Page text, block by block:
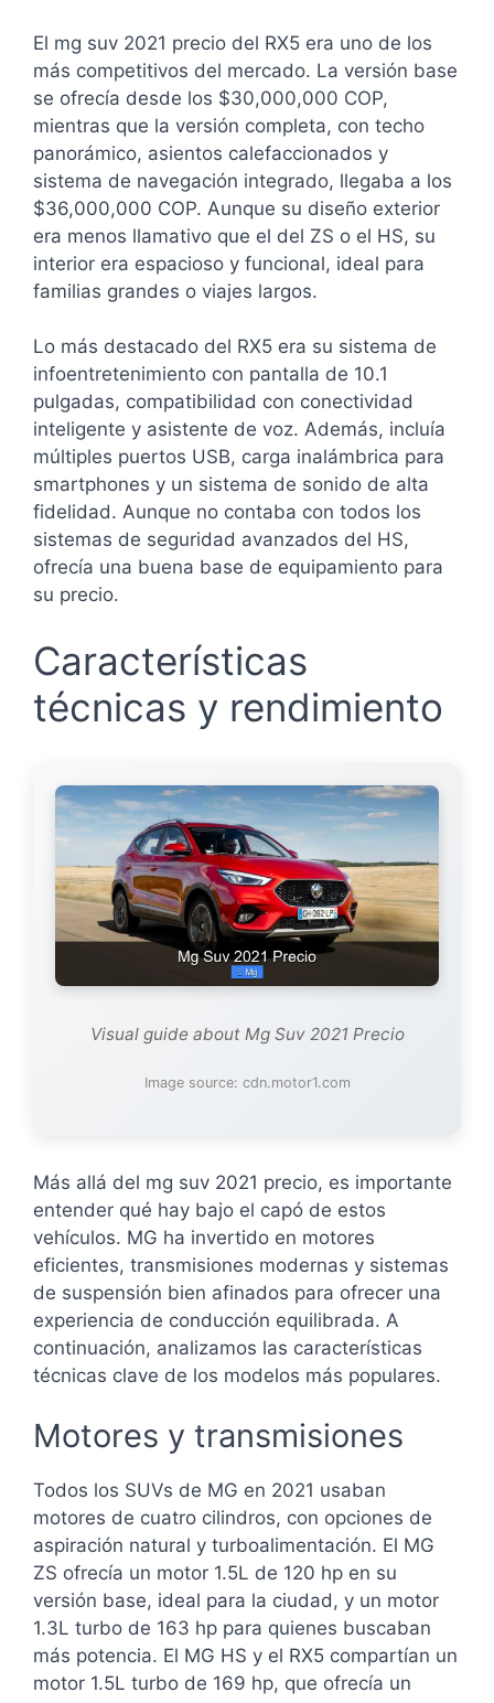
El mg suv 2021 precio del RX5 era uno de los
más competitivos del mercado. La versión base
se ofrecía desde los $30,000,000 COP,
mientras que la versión completa, con techo
panorámico, asientos calefaccionados y
sistema de navegación integrado, llegaba a los
$36,000,000 COP. Aunque su diseño exterior
era menos llamativo que el del ZS o el HS, su
interior era espacioso y funcional, ideal para
familias grandes o viajes largos.
Lo más destacado del RX5 era su sistema de
infoentretenimiento con pantalla de 10.1
pulgadas, compatibilidad con conectividad
inteligente y asistente de voz. Además, incluía
múltiples puertos USB, carga inalámbrica para
smartphones y un sistema de sonido de alta
fidelidad. Aunque no contaba con todos los
sistemas de seguridad avanzados del HS,
ofrecía una buena base de equipamiento para
su precio.
Características
técnicas y rendimiento
Visual guide about Mg Suv 2021 Precio
Image source: cdn.motor1.com
Más allá del mg suv 2021 precio, es importante
entender qué hay bajo el capó de estos
vehículos. MG ha invertido en motores
eficientes, transmisiones modernas y sistemas
de suspensión bien afinados para ofrecer una
experiencia de conducción equilibrada. A
continuación, analizamos las características
técnicas clave de los modelos más populares.
Motores y transmisiones
Todos los SUVs de MG en 2021 usaban
motores de cuatro cilindros, con opciones de
aspiración natural y turboalimentación. El MG
ZS ofrecía un motor 1.5L de 120 hp en su
versión base, ideal para la ciudad, y un motor
1.3L turbo de 163 hp para quienes buscaban
más potencia. El MG HS y el RX5 compartían un
motor 1.5L turbo de 169 hp, que ofrecía un